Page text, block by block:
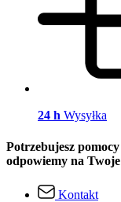
24 h Wysyłka
Potrzebujesz
odpowiemy na
Kontakt